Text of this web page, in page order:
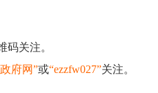
关注。
府网”或“ezzfw027”关注。